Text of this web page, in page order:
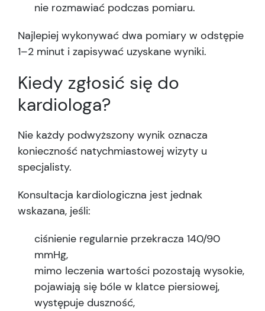
nie rozmawiać podczas pomiaru.
Najlepiej wykonywać dwa pomiary w odstępie
1–2 minut i zapisywać uzyskane wyniki.
Kiedy zgłosić się do
kardiologa?
Nie każdy podwyższony wynik oznacza
konieczność natychmiastowej wizyty u
specjalisty.
Konsultacja kardiologiczna jest jednak
wskazana, jeśli:
ciśnienie regularnie przekracza 140/90
mmHg,
mimo leczenia wartości pozostają wysokie,
pojawiają się bóle w klatce piersiowej,
występuje duszność,